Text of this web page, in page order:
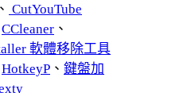
、 CutYouTube
CCleaner 、
軟體移除工具
HotkeyP 、 鍵盤加